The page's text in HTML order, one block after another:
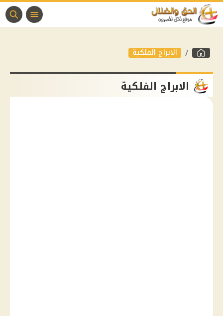
الابراج الفلكية
الابراج الفلكية